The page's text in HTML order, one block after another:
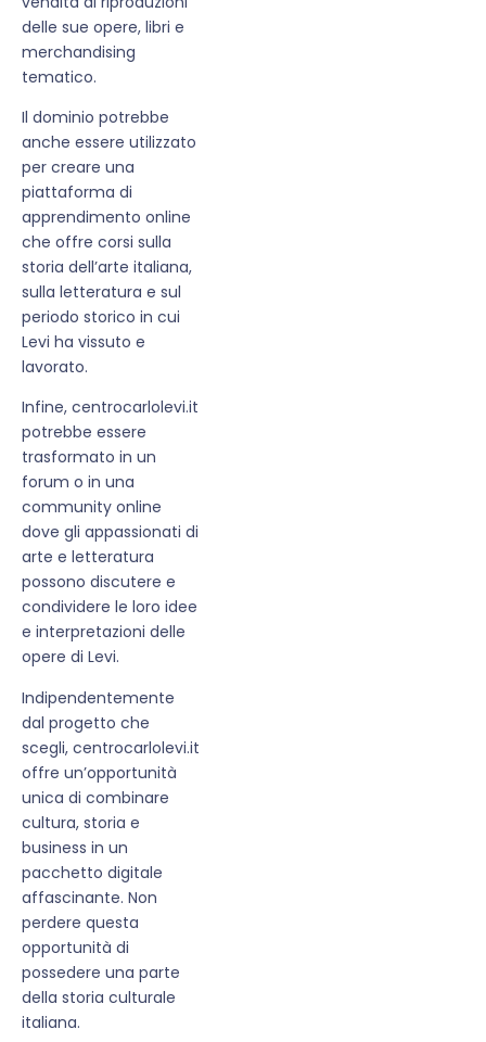
delle sue opere, libri e
merchandising
tematico.
Il dominio potrebbe
anche essere utilizzato
per creare una
piattaforma di
apprendimento online
che offre corsi sulla
storia dell’arte italiana,
sulla letteratura e sul
periodo storico in cui
Levi ha vissuto e
lavorato.
Infine, centrocarlolevi.it
potrebbe essere
trasformato in un
forum o in una
community online
dove gli appassionati di
arte e letteratura
possono discutere e
condividere le loro idee
e interpretazioni delle
opere di Levi.
Indipendentemente
dal progetto che
scegli, centrocarlolevi.it
offre un’opportunità
unica di combinare
cultura, storia e
business in un
pacchetto digitale
affascinante. Non
perdere questa
opportunità di
possedere una parte
della storia culturale
italiana.